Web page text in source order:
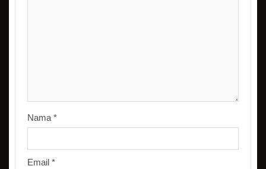
Nama *
Email *